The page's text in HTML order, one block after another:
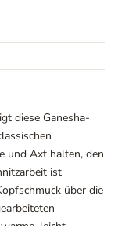
diese Ganesha-
und Axt halten, den
ist
über die